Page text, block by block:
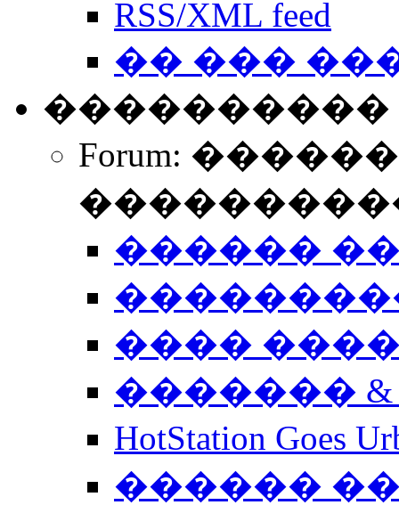
RSS/XML feed
�� ���
����������
Forum:
������
����
�������
HotStation
������